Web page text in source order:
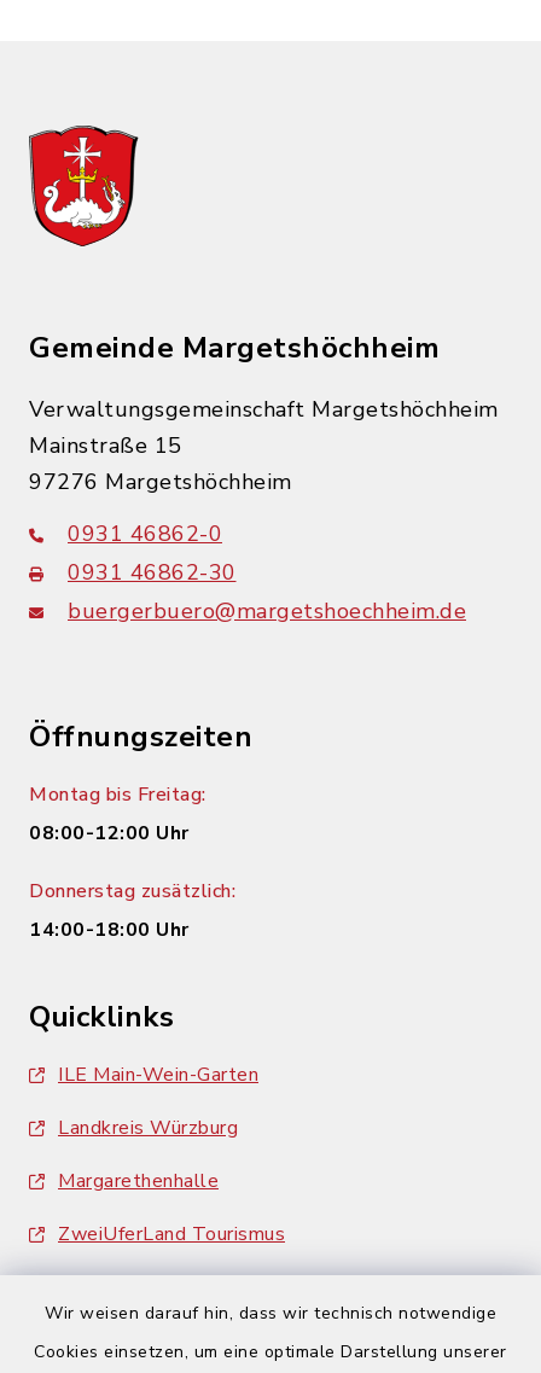
Wir weisen darauf hin, dass wir technisch notwendige
Cookies einsetzen, um eine optimale Darstellung unserer
Gemeinde Margetshöchheim
Verwaltungsgemeinschaft Margetshöchheim
Mainstraße 15
97276 Margetshöchheim
0931 46862-0
0931 46862-30
buergerbuero@margetshoechheim.de
Öffnungszeiten
Montag bis Freitag:
08:00-12:00 Uhr
Donnerstag zusätzlich:
14:00-18:00 Uhr
Quicklinks
ILE Main-Wein-Garten
Landkreis Würzburg
Margarethenhalle
ZweiUferLand Tourismus